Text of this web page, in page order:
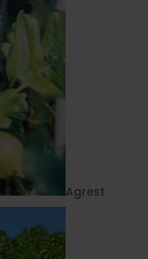
Agrest